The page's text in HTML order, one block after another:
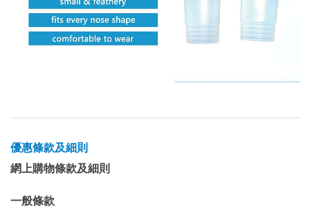
優惠條款及細則
網上購物條款及細則
一般條款